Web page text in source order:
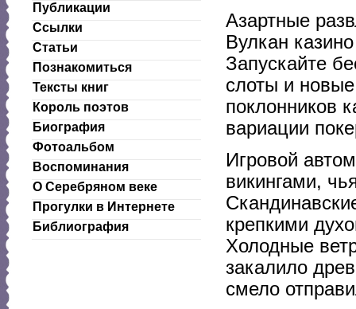
Публикации
Ссылки
Статьи
Познакомиться
Тексты книг
Король поэтов
Биография
Фотоальбом
Воспоминания
О Серебряном веке
Прогулки в Интернете
Библиография
Азартные
Вулкан
Запускайте
слоты и
поклонников
вариации
Игровой
викингами,
крепкими
Холодные
закалило
смело